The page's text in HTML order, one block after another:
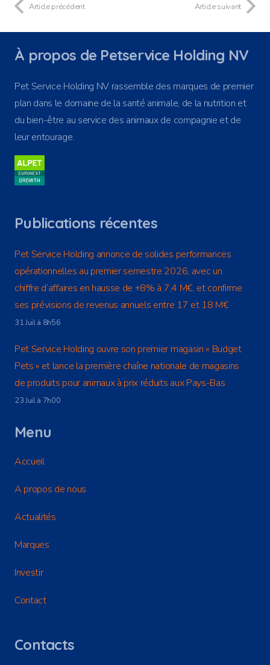
Article précédent Article suivant
À propos de Petservice Holding NV
Pet Service Holding NV rassemble des marques de premier
plan dans le domaine de la santé animale, de la nutrition et
du bien-être au service des animaux de compagnie et de
leur entourage.
Publications récentes
Pet Service Holding annonce de solides performances
opérationnelles au premier semestre 2026, avec un
chiffre d’affaires en hausse de +8% à 7,4 M€, et confirme
ses prévisions de revenus annuels entre 17 et 18 M€
31 Juil à 8h56
Pet Service Holding ouvre son premier magasin « Budget
Pets » et lance la première chaîne nationale de magasins
de produits pour animaux à prix réduits aux Pays-Bas
23 Juil à 7h00
Menu
Accueil
A propos de nous
Actualités
Marques
Investir
Contact
Contacts